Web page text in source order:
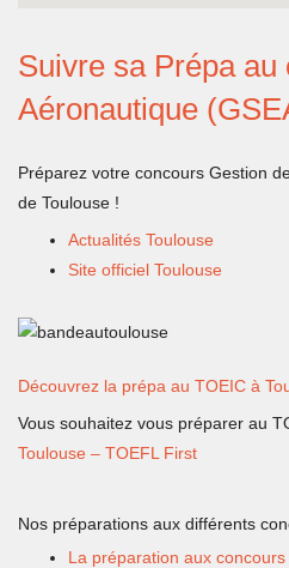
Suivre sa Prépa
Aéronautique
Préparez votre concours Gestion
de Toulouse !
Actualités Toulouse
Site officiel Toulouse
Découvrez la prépa au TOEIC à
Vous souhaitez vous préparer au
Toulouse – TOEFL First
Nos préparations aux différents
La préparation aux